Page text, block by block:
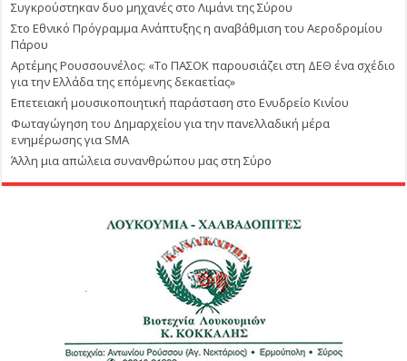
Συγκρούστηκαν δυο μηχανές στο Λιμάνι της Σύρου
Στο Εθνικό Πρόγραμμα Ανάπτυξης η αναβάθμιση του Αεροδρομίου
Πάρου
Αρτέμης Ρουσσουνέλος: «Το ΠΑΣΟΚ παρουσιάζει στη ΔΕΘ ένα σχέδιο
για την Ελλάδα της επόμενης δεκαετίας»
Επετειακή μουσικοποιητική παράσταση στο Ενυδρείο Κινίου
Φωταγώγηση του Δημαρχείου για την πανελλαδική μέρα
ενημέρωσης για SMA
Άλλη μια απώλεια συνανθρώπου μας στη Σύρο